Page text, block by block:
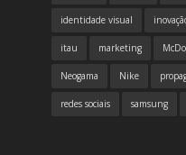
identidade visual
itau marketing
Neogama Nike
redes sociais samsung